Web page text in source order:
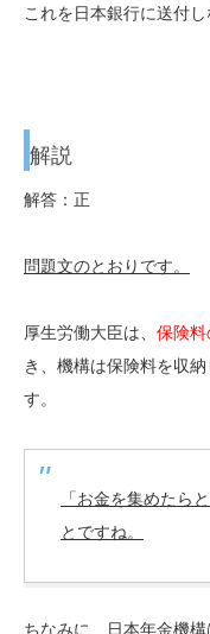
これを日本銀行に送付し
解説
解答：正
問題文のとおりです。
厚生労働大臣は、 保険料
き、機構は保険料を収納
す。
「お金を集めたら
とですね。
ちなみに、日本年金機